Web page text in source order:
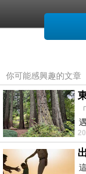
你可能感興趣的文章